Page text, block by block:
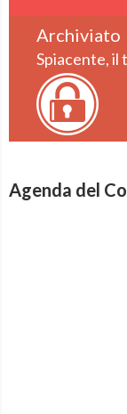
Archiviato
Spiacente, il
Agenda del